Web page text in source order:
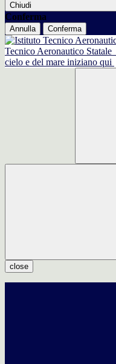
Chiudi
Conferma
Annulla Conferma
Tecnico Aeronautico Statale
cielo e del mare iniziano qui
close